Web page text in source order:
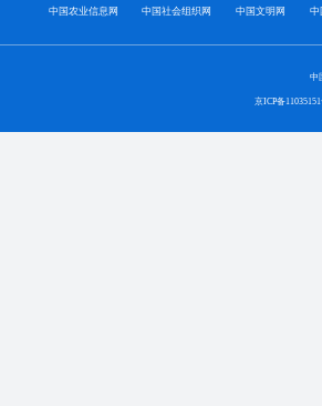
中国农业信息网 中国社会组织网 中国文明网 中
中
京ICP备